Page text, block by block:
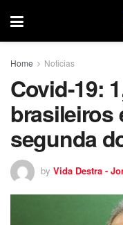
Home Noticias
Covid-19:
brasileiros
segunda
by Vida Destra -